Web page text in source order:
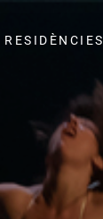
RESIDÈNCIES